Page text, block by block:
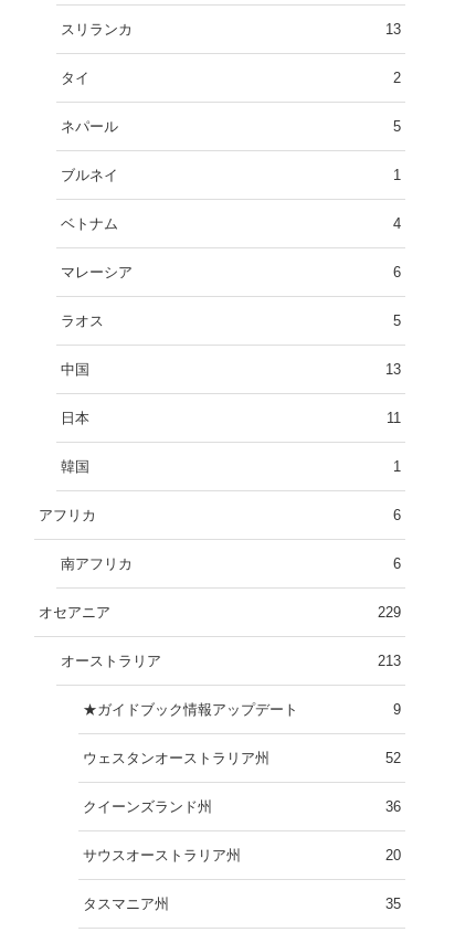
スリランカ 13
タイ 2
ネパール 5
ブルネイ 1
ベトナム 4
マレーシア 6
ラオス 5
中国 13
日本 11
韓国 1
アフリカ 6
南アフリカ 6
オセアニア 229
オーストラリア 213
★ガイドブック情報アップデート 9
ウェスタンオーストラリア州 52
クイーンズランド州 36
サウスオーストラリア州 20
タスマニア州 35